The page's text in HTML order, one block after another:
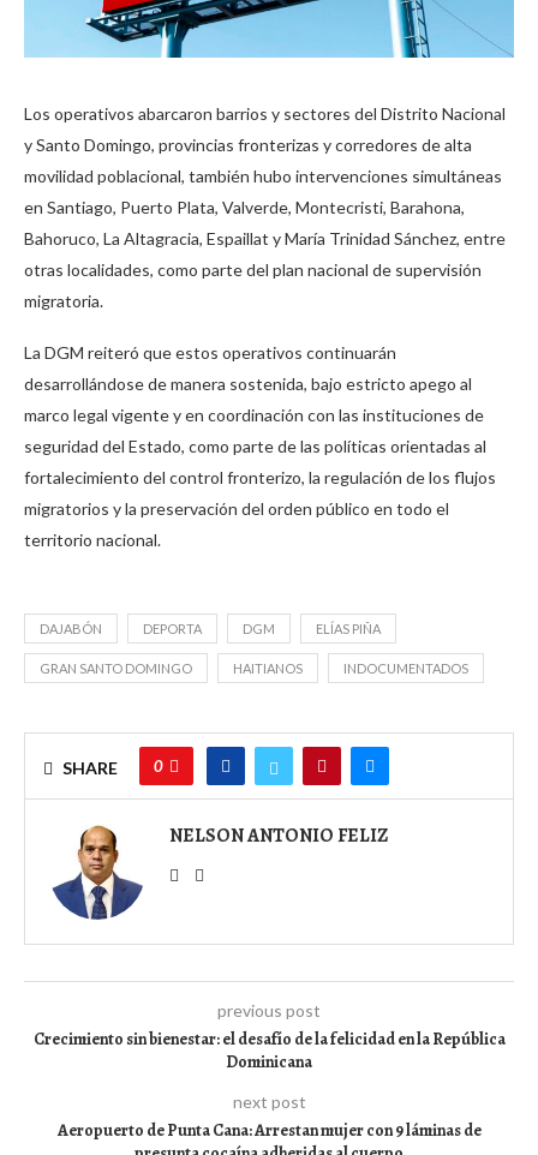
Los operativos abarcaron barrios y sectores del Distrito Nacional
y Santo Domingo, provincias fronterizas y corredores de alta
movilidad poblacional, también hubo intervenciones simultáneas
en Santiago, Puerto Plata, Valverde, Montecristi, Barahona,
Bahoruco, La Altagracia, Espaillat y María Trinidad Sánchez, entre
otras localidades, como parte del plan nacional de supervisión
migratoria.
La DGM reiteró que estos operativos continuarán
desarrollándose de manera sostenida, bajo estricto apego al
marco legal vigente y en coordinación con las instituciones de
seguridad del Estado, como parte de las políticas orientadas al
fortalecimiento del control fronterizo, la regulación de los flujos
migratorios y la preservación del orden público en todo el
territorio nacional.
DAJABÓN DEPORTA DGM ELÍAS PIÑA
GRAN SANTO DOMINGO HAITIANOS INDOCUMENTADOS
SHARE 0
NELSON ANTONIO FELIZ
previous post
Crecimiento sin bienestar: el desafío de la felicidad en la República
Dominicana
next post
Aeropuerto de Punta Cana: Arrestan mujer con 9 láminas de